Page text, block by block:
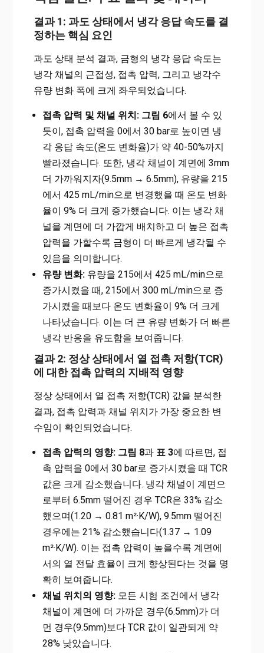
결과 1: 과도 상태에서 냉각 응답 속도를 결
정하는 핵심 요인
과도 상태 분석 결과, 금형의 냉각 응답 속도는
냉각 채널의 근접성, 접촉 압력, 그리고 냉각수
유량 변화 폭에 크게 좌우되었습니다.
접촉 압력 및 채널 위치: 그림 6에서 볼 수 있
듯이, 접촉 압력을 0에서 30 bar로 높이면 냉
각 응답 속도(온도 변화율)가 약 40-50%까지
빨라졌습니다. 또한, 냉각 채널이 계면에 3mm
더 가까워지자(9.5mm → 6.5mm), 유량을 215
에서 425 mL/min으로 변경했을 때 온도 변화
율이 9% 더 크게 증가했습니다. 이는 냉각 채
널을 계면에 더 가깝게 배치하고 더 높은 접촉
압력을 가할수록 금형이 더 빠르게 냉각될 수
있음을 의미합니다.
유량 변화:유량을 215에서 425 mL/min으로
증가시켰을 때, 215에서 300 mL/min으로 증
가시켰을 때보다 온도 변화율이 9% 더 크게
나타났습니다. 이는 더 큰 유량 변화가 더 빠른
냉각 반응을 유도함을 보여줍니다.
결과 2: 정상 상태에서 열 접촉 저항(TCR)
에 대한 접촉 압력의 지배적 영향
정상 상태에서 열 접촉 저항(TCR) 값을 분석한
결과, 접촉 압력과 채널 위치가 가장 중요한 변
수임이 확인되었습니다.
접촉 압력의 영향: 그림 8과 표 3에 따르면, 접
촉 압력을 0에서 30 bar로 증가시켰을 때 TCR
값은 크게 감소했습니다. 냉각 채널이 계면으
로부터 6.5mm 떨어진 경우 TCR은 33% 감소
했으며(1.20 → 0.81 m²·K/W), 9.5mm 떨어진
경우에는 21% 감소했습니다(1.37 → 1.09
m²·K/W). 이는 접촉 압력이 높을수록 계면에
서의 열 전달 효율이 크게 향상된다는 것을 명
확히 보여줍니다.
채널 위치의 영향:모든 시험 조건에서 냉각
채널이 계면에 더 가까운 경우(6.5mm)가 더
먼 경우(9.5mm)보다 TCR 값이 일관되게 약
28% 낮았습니다.